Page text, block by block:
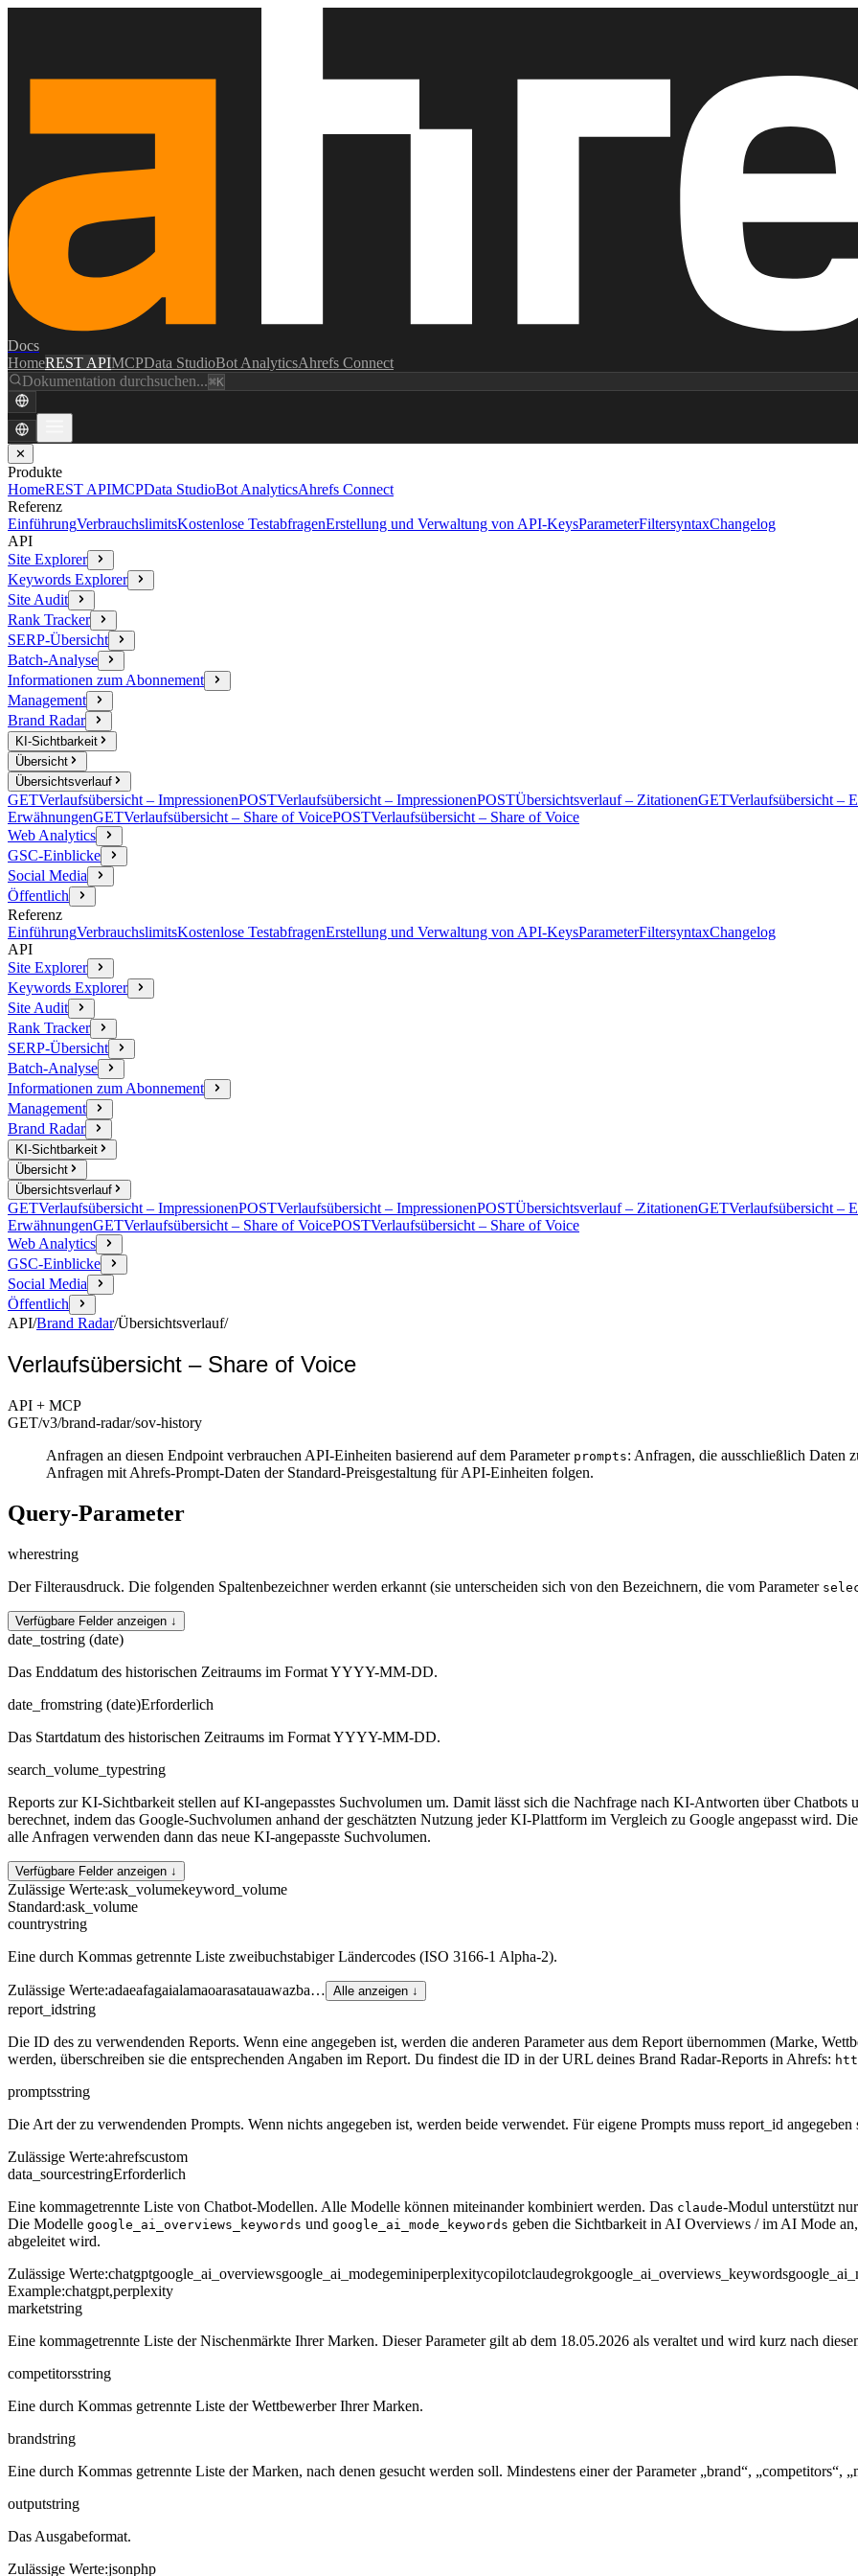
Docs
HomeREST APIMCPData StudioBot AnalyticsAhrefs Connect
Dokumentation durchsuchen...⌘K
✕
Produkte
HomeREST APIMCPData StudioBot AnalyticsAhrefs Connect
Referenz
EinführungVerbrauchslimitsKostenlose TestabfragenErstellung und Verwaltung von API-KeysParameterFiltersyntaxChangelog
API
Site Explorer
Keywords Explorer
Site Audit
Rank Tracker
SERP-Übersicht
Batch-Analyse
Informationen zum Abonnement
Management
Brand Radar
KI-Sichtbarkeit
Übersicht
Übersichtsverlauf
GETVerlaufsübersicht – ImpressionenPOSTVerlaufsübersicht – ImpressionenPOSTÜbersichtsverlauf – ZitationenGETVerlaufsübersicht –
ErwähnungenGETVerlaufsübersicht – Share of VoicePOSTVerlaufsübersicht – Share of Voice
Web Analytics
GSC-Einblicke
Social Media
Öffentlich
Referenz
EinführungVerbrauchslimitsKostenlose TestabfragenErstellung und Verwaltung von API-KeysParameterFiltersyntaxChangelog
API
Site Explorer
Keywords Explorer
Site Audit
Rank Tracker
SERP-Übersicht
Batch-Analyse
Informationen zum Abonnement
Management
Brand Radar
KI-Sichtbarkeit
Übersicht
Übersichtsverlauf
GETVerlaufsübersicht – ImpressionenPOSTVerlaufsübersicht – ImpressionenPOSTÜbersichtsverlauf – ZitationenGETVerlaufsübersicht –
ErwähnungenGETVerlaufsübersicht – Share of VoicePOSTVerlaufsübersicht – Share of Voice
Web Analytics
GSC-Einblicke
Social Media
Öffentlich
API/Brand Radar/Übersichtsverlauf/
Verlaufsübersicht – Share of Voice
API + MCP
GET/v3/brand-radar/sov-history
Anfragen an diesen Endpoint verbrauchen API-Einheiten basierend auf dem Parameter prompts: Anfragen, die ausschließlich Daten
Anfragen mit Ahrefs-Prompt-Daten der Standard-Preisgestaltung für API-Einheiten folgen.
Query-Parameter
wherestring
Der Filterausdruck. Die folgenden Spaltenbezeichner werden erkannt (sie unterscheiden sich von den Bezeichnern, die vom Parameter
Verfügbare Felder anzeigen ↓
date_tostring (date)
Das Enddatum des historischen Zeitraums im Format YYYY-MM-DD.
date_fromstring (date)Erforderlich
Das Startdatum des historischen Zeitraums im Format YYYY-MM-DD.
search_volume_typestring
Reports zur KI-Sichtbarkeit stellen auf KI-angepasstes Suchvolumen um. Damit lässt sich die Nachfrage nach KI-Antworten über Chatbots
berechnet, indem das Google-Suchvolumen anhand der geschätzten Nutzung jeder KI-Plattform im Vergleich zu Google angepasst wird.
alle Anfragen verwenden dann das neue KI-angepasste Suchvolumen.
Verfügbare Felder anzeigen ↓
Zulässige Werte:ask_volumekeyword_volume
Standard:ask_volume
countrystring
Eine durch Kommas getrennte Liste zweibuchstabiger Ländercodes (ISO 3166-1 Alpha-2).
Zulässige Werte:adaeafagaialamaoarasatauawazba… Alle anzeigen ↓
report_idstring
Die ID des zu verwendenden Reports. Wenn eine angegeben ist, werden die anderen Parameter aus dem Report übernommen (Marke,
werden, überschreiben sie die entsprechenden Angaben im Report. Du findest die ID in der URL deines Brand Radar-Reports in Ahrefs:
promptsstring
Die Art der zu verwendenden Prompts. Wenn nichts angegeben ist, werden beide verwendet. Für eigene Prompts muss report_id angegeben
Zulässige Werte:ahrefscustom
data_sourcestringErforderlich
Eine kommagetrennte Liste von Chatbot-Modellen. Alle Modelle können miteinander kombiniert werden. Das claude-Modul unterstützt
Die Modelle google_ai_overviews_keywords und google_ai_mode_keywords geben die Sichtbarkeit in AI Overviews / im AI Mode
abgeleitet wird.
Zulässige Werte:chatgptgoogle_ai_overviewsgoogle_ai_modegeminiperplexitycopilotclaudegrokgoogle_ai_overviews_keywords
Example:chatgpt,perplexity
marketstring
Eine kommagetrennte Liste der Nischenmärkte Ihrer Marken. Dieser Parameter gilt ab dem 18.05.2026 als veraltet und wird kurz nach
competitorsstring
Eine durch Kommas getrennte Liste der Wettbewerber Ihrer Marken.
brandstring
Eine durch Kommas getrennte Liste der Marken, nach denen gesucht werden soll. Mindestens einer der Parameter „brand“, „competitors“,
outputstring
Das Ausgabeformat.
Zulässige Werte:jsonphp